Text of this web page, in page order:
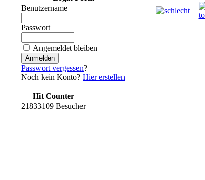
Benutzername
Passwort
Angemeldet bleiben
Passwort vergessen?
Noch kein Konto? Hier erstellen
Hit Counter
21833109 Besucher